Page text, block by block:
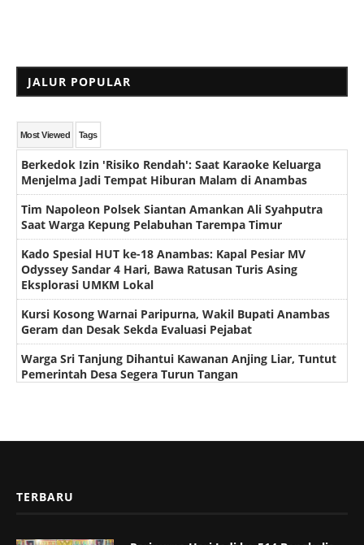
JALUR POPULAR
Most Viewed Tags
Berkedok Izin 'Risiko Rendah': Saat Karaoke Keluarga
Menjelma Jadi Tempat Hiburan Malam di Anambas
Tim Napoleon Polsek Siantan Amankan Ali Syahputra
Saat Warga Kepung Pelabuhan Tarempa Timur
Kado Spesial HUT ke-18 Anambas: Kapal Pesiar MV
Odyssey Sandar 4 Hari, Bawa Ratusan Turis Asing
Eksplorasi UMKM Lokal
Kursi Kosong Warnai Paripurna, Wakil Bupati Anambas
Geram dan Desak Sekda Evaluasi Pejabat
Warga Sri Tanjung Dihantui Kawanan Anjing Liar, Tuntut
Pemerintah Desa Segera Turun Tangan
TERBARU